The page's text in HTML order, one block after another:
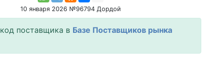
10 января 2026 №96794 Дордой
код поставщика в Базе Поставщиков рынка